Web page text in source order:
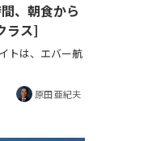
、朝食から
ラス]
トは、エバー航
原田 亜紀夫